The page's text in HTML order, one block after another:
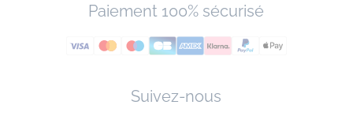
Paiement 100% sécurisé
Suivez-nous